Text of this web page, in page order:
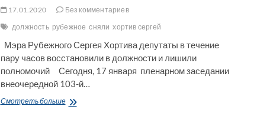
17.01.2020
Без комментариев
должность рубежное сняли хортив сергей
Мэра Рубежного Сергея Хортива депутаты в течение
пару часов восстановили в должности и лишили
полномочий Сегодня, 17 января пленарном заседании
внеочередной 103-й…
Смотреть большеМэра